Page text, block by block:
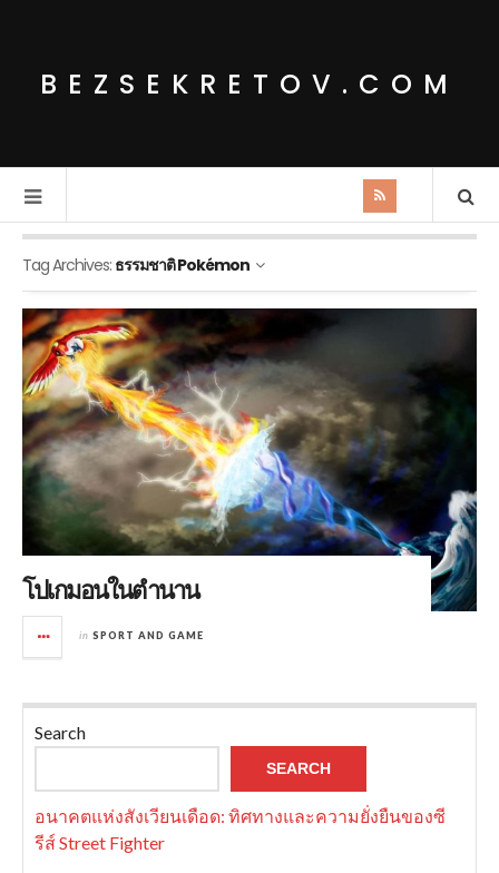
BEZSEKRETOV.COM
Tag Archives: ธรรมชาติ Pokémon
โปเกมอนในตำนาน
in SPORT AND GAME
Search
SEARCH
อนาคตแห่งสังเวียนเดือด: ทิศทางและความยั่งยืนของซี
รีส์ Street Fighter